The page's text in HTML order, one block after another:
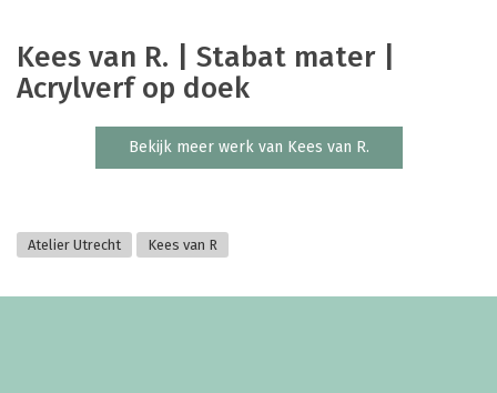
Kees van R. | Stabat mater |
Acrylverf op doek
Bekijk meer werk van Kees van R.
Atelier Utrecht Kees van R